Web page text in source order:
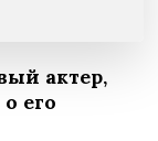
актер,
его